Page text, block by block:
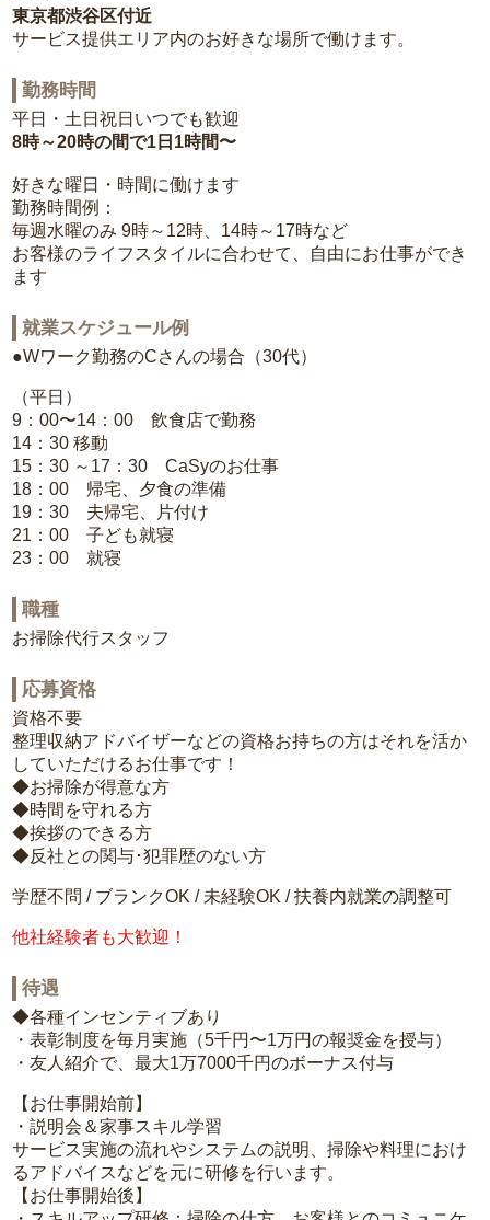
東京都渋谷区付近
サービス提供エリア内のお好きな場所で働けます。
勤務時間
平日・土日祝日いつでも歓迎
8時～20時の間で1日1時間〜
好きな曜日・時間に働けます
勤務時間例：
毎週水曜のみ 9時～12時、14時～17時など
お客様のライフスタイルに合わせて、自由にお仕事ができ
ます
就業スケジュール例
●Wワーク勤務のCさんの場合（30代）
（平日）
9：00〜14：00 飲食店で勤務
14：30 移動
15：30 ～17：30 CaSyのお仕事
18：00 帰宅、夕食の準備
19：30 夫帰宅、片付け
21：00 子ども就寝
23：00 就寝
職種
お掃除代行スタッフ
応募資格
資格不要
整理収納アドバイザーなどの資格お持ちの方はそれを活か
していただけるお仕事です！
◆お掃除が得意な方
◆時間を守れる方
◆挨拶のできる方
◆反社との関与･犯罪歴のない方
学歴不問 / ブランクOK / 未経験OK / 扶養内就業の調整可
他社経験者も大歓迎！
待遇
◆各種インセンティブあり
・表彰制度を毎月実施（5千円〜1万円の報奨金を授与）
・友人紹介で、最大1万7000千円のボーナス付与
【お仕事開始前】
・説明会＆家事スキル学習
サービス実施の流れやシステムの説明、掃除や料理におけ
るアドバイスなどを元に研修を行います。
【お仕事開始後】